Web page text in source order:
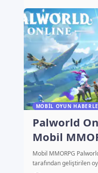
MOBIL OYUN
Palworld
Mobil
çıkacak
Mobil MMORPG
tarafından geliştirilen